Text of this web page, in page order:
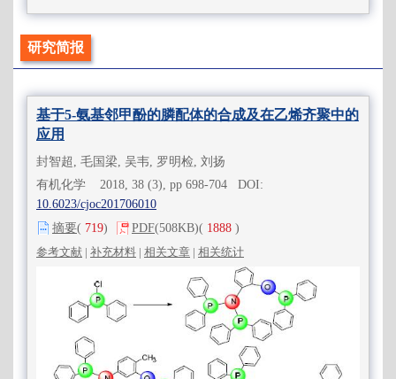
研究简报
基于5-氨基邻甲酚的膦配体的合成及在乙烯齐聚中的
应用
封智超, 毛国梁, 吴韦, 罗明检, 刘扬
有机化学 2018, 38 (3), pp 698-704 DOI:
10.6023/cjoc201706010
摘要( 719) PDF(508KB)( 1888 )
参考文献 | 补充材料 | 相关文章 | 相关统计